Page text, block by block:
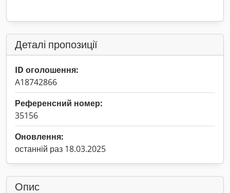
Деталі пропозиції
ID оголошення:
A18742866
Референсний номер:
35156
Оновлення:
останній раз 18.03.2025
Опис